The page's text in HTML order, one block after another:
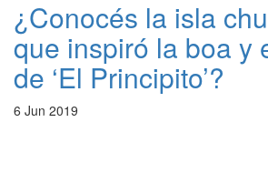
¿Conocés la isla
que inspiró la boa y
de ‘El Principito’?
6 Jun 2019